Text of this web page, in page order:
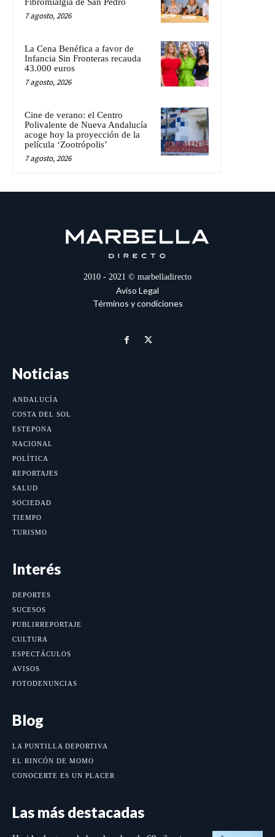
7 agosto, 2026
La Cena Benéfica a favor de
Infancia Sin Fronteras recauda
43.000 euros
7 agosto, 2026
Cine de verano: el Centro
Polivalente de Nueva Andalucía
acoge hoy la proyección de la
película ‘Zootrópolis’
7 agosto, 2026
2010 - 2021 © marbelladirecto
Aviso Legal
Términos y condiciones
Noticias
ANDALUCÍA
COSTA DEL SOL
ESTEPONA
NACIONAL
POLÍTICA
REPORTAJES
SALUD
SOCIEDAD
TIEMPO
TURISMO
Interés
DEPORTES
SUCESOS
PUBLIRREPORTAJE
CULTURA
ESPECTÁCULOS
AVISOS
FOTODENUNCIAS
Blog
LA PUNTILLA DEPORTIVA
EL RINCÓN DE MOMO
CONOCERTE ES UN PLACER
Las más destacadas